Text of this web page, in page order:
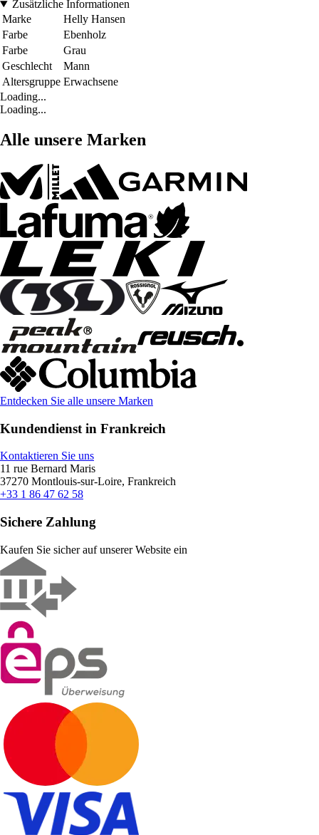
Zusätzliche Informationen
Marke
Helly Hansen
Farbe
Ebenholz
Farbe
Grau
Geschlecht
Mann
Altersgruppe Erwachsene
Loading...
Loading...
Alle unsere Marken
Entdecken Sie alle unsere Marken
Kundendienst in Frankreich
Kontaktieren Sie uns
11 rue Bernard Maris
37270 Montlouis-sur-Loire, Frankreich
+33 1 86 47 62 58
Sichere Zahlung
Kaufen Sie sicher auf unserer Website ein